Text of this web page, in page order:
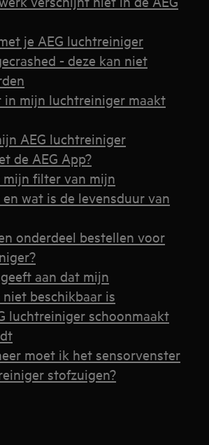
je AEG luchtreiniger
- deze kan niet
in mijn luchtreiniger maakt
AEG luchtreiniger
de AEG App?
filter van mijn
wat is de levensduur van
onderdeel bestellen voor
aan dat mijn
beschikbaar is
luchtreiniger schoonmaakt
moet ik het sensorvenster
stofzuigen?